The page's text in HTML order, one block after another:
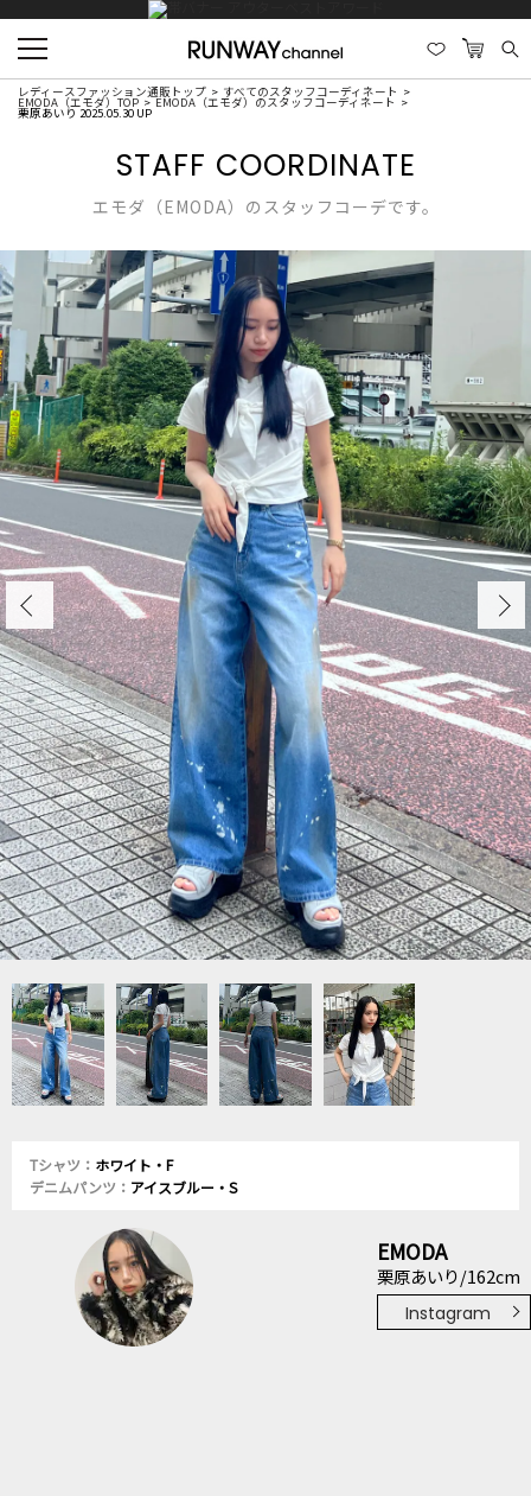
レディースファッション通販トップ すべてのスタッフコーディネート
EMODA（エモダ）TOP EMODA（エモダ）のスタッフコーディネート
栗原あいり 2025.05.30 UP
STAFF COORDINATE
エモダ（EMODA）のスタッフコーデです。
Tシャツ： ホワイト・F
デニムパンツ： アイスブルー・S
EMODA
栗原あいり/162cm
Instagram